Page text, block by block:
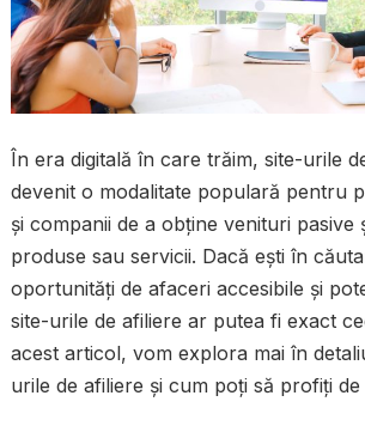
În era digitală în care trăim, site-urile
devenit o modalitate populară pentru
și companii de a obține venituri pasive
produse sau servicii. Dacă ești în
oportunități de afaceri accesibile și
site-urile de afiliere ar putea fi exact
acest articol, vom explora mai în
urile de afiliere și cum poți să profiți de